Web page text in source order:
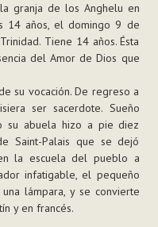
granja de los Anghelu en
14 años, el domingo 9 de
Tiene 14 años. Ésta
del Amor de Dios que
su vocación. De regreso a
ser sacerdote. Sueño
su abuela hizo a pie diez
Saint-Palais que se dejó
la escuela del pueblo a
infatigable, el pequeño
lámpara, y se convierte
y en francés.